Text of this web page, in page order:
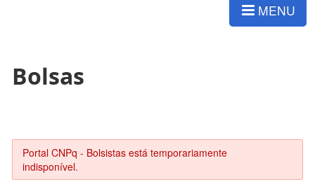
MENU
Bolsas
Portal CNPq - Bolsistas está temporariamente
indisponível.